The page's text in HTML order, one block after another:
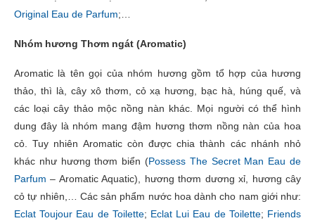
Original Eau de Parfum;…
Nhóm hương Thơm ngát (Aromatic)
Aromatic là tên gọi của nhóm hương gồm tổ hợp của hương
thảo, thì là, cây xô thơm, cỏ xạ hương, bạc hà, húng quế, và
các loại cây thảo mộc nồng nàn khác. Mọi người có thể hình
dung đây là nhóm mang đậm hương thơm nồng nàn của hoa
cỏ. Tuy nhiên Aromatic còn được chia thành các nhánh nhỏ
khác như hương thơm biển (Possess The Secret Man Eau de
Parfum – Aromatic Aquatic), hương thơm dương xỉ, hương cây
cỏ tự nhiên,… Các sản phẩm nước hoa dành cho nam giới như:
Eclat Toujour Eau de Toilette; Eclat Lui Eau de Toilette; Friends